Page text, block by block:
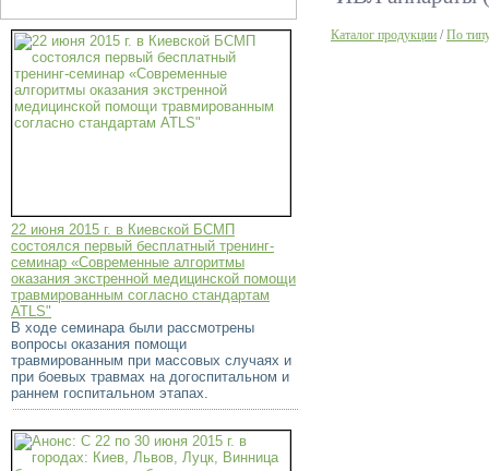
22 июня 2015 г. в Киевской БСМП
состоялся первый бесплатный тренинг-
семинар «Современные алгоритмы
оказания экстренной медицинской помощи
травмированным согласно стандартам
ATLS"
В ходе семинара были рассмотрены
вопросы оказания помощи
травмированным при массовых случаях и
при боевых травмах на догоспитальном и
раннем госпитальном этапах.
Каталог продукции /По